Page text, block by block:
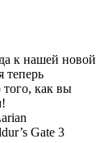
к нашей новой
теперь
того, как вы
Gate 3